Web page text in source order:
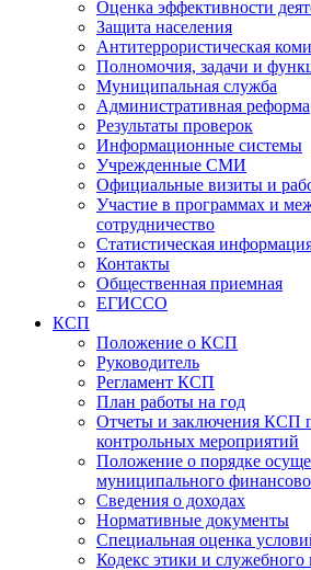
Оценка эффективности
Защита населения
Антитеррористическая
Полномочия, задачи и
Муниципальная служба
Административная реформа
Результаты проверок
Информационные системы
Учрежденные СМИ
Официальные визиты и
Участие в программах и
сотрудничество
Статистическая
Контакты
Общественная приемная
ЕГИССО
КСП
Положение о КСП
Руководитель
Регламент КСП
План работы на год
Отчеты и заключения КСП
контрольных мероприятий
Положение о порядке
муниципального
Сведения о доходах
Нормативные документы
Специальная оценка
Кодекс этики и служебного